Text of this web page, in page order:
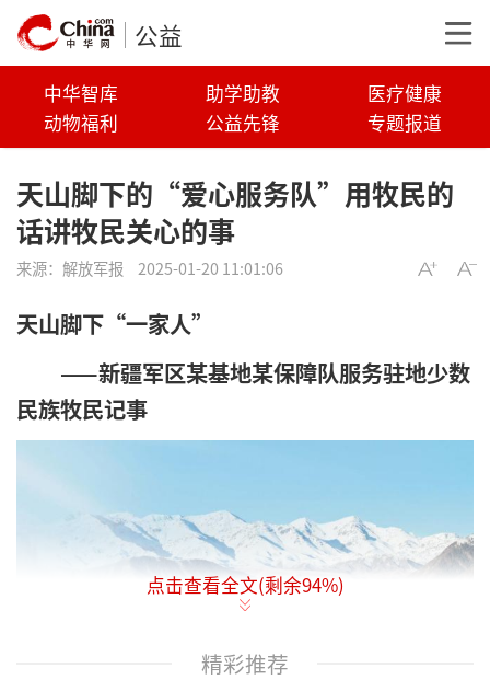
公益
中华智库 助学助教
医疗健康
动物福利
公益先锋 专题报道
天山脚下的“爱心服务队”用牧民的
话讲牧民关心的事
来源： 解放军报 2025-01-20 11:01:06
天山脚下“一家人”
——新疆军区某基地某保障队服务驻地少数
民族牧民记事
题图：天山乌鲁木齐河源1号冰川。
点击查看全文(剩余94%)
精彩推荐